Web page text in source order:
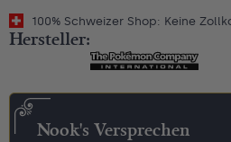
100% Schweizer Shop: Keine
Hersteller:
Nook's Versprechen